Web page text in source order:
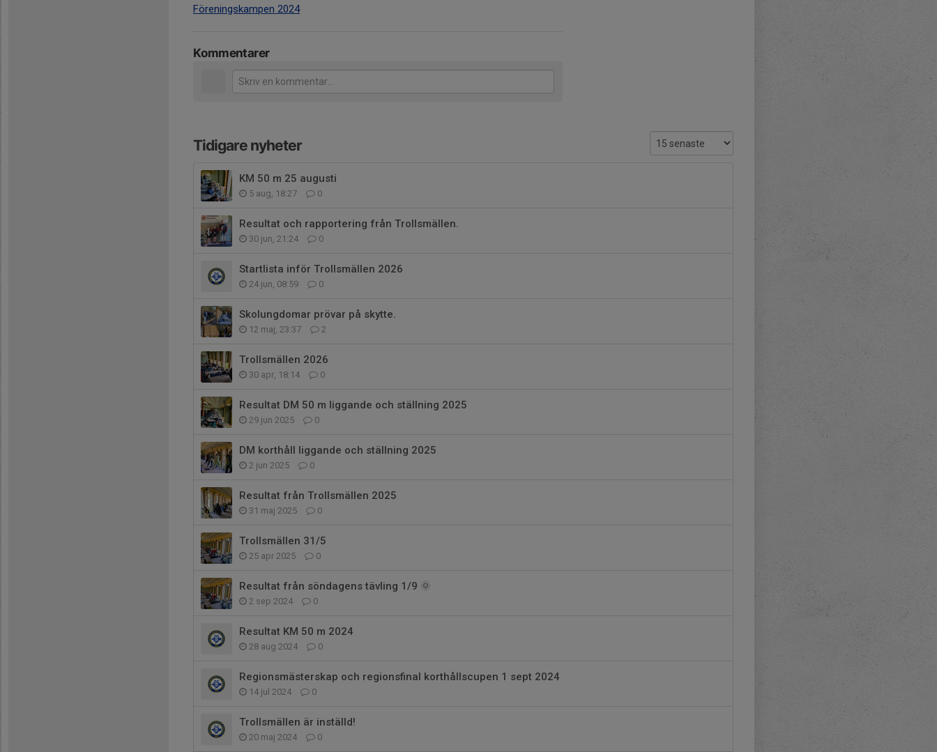
Föreningskampen 2024
Kommentarer
Tidigare nyheter
KM 50 m 25 augusti
5 aug, 18:27 0
Resultat och rapportering från Trollsmällen.
30 jun, 21:24 0
Startlista inför Trollsmällen 2026
24 jun, 08:59 0
Skolungdomar prövar på skytte.
12 maj, 23:37 2
Trollsmällen 2026
30 apr, 18:14 0
Resultat DM 50 m liggande och ställning 2025
29 jun 2025 0
DM korthåll liggande och ställning 2025
2 jun 2025 0
Resultat från Trollsmällen 2025
31 maj 2025 0
Trollsmällen 31/5
25 apr 2025 0
Resultat från söndagens tävling 1/9 🌞
2 sep 2024 0
Resultat KM 50 m 2024
28 aug 2024 0
Regionsmästerskap och regionsfinal korthållscupen 1 sept 2024
14 jul 2024 0
Trollsmällen är inställd!
20 maj 2024 0